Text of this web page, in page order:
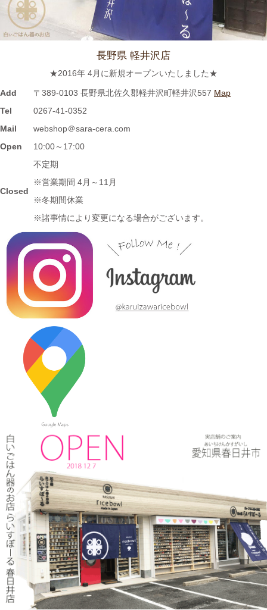
ぼーる 小牧店が出演しました。
≪テレビで紹介されました≫ 2021年5月18日 CBCテレビ チャン
ト！『食卓を彩る豆皿活用術』コーナーに 白いごはん器のお店
らいすぼーる 小牧店が紹介されました。
2024/3/12
≪マガジンで掲載されました≫ 名鉄グループエリア 魅力発見マ
ガジンWind 2021年3月号「田縣神社前駅」に 白いごはん器のお
店 らいすぼーる 小牧店が掲載されました。
『お米特集』コーナーで MAG!C☆PRINCEの平野泰新さんが白
いごはん器のお店 らいすぼーる 春日井店にいらっしゃいまし
2024/3/12
スカ！ハピスタ『美味しく見える!?器の選び方』コーナーで 白い
ごはん器のお店 らいすぼーる 春日井店が紹介されました。
2024/3/12
≪マガジンで掲載されました≫ 流行発信MOOK おでかけ春日井
守山小牧2019-2020 2019年4月号に 白いごはん器のお店 らいす
ぼーる 春日井店が掲載されました。
2024/3/12
≪テレビで紹介されました≫ 2019年5月18日 、東海テレビ ぐっ
さん家！『ぐっさん！オレンジと行く春日井Jeep旅！』で 山口
智充さんが白いごはん器のお店 らいすぼーる 春日井店にいらっ
しゃいました。
2024/2/22
≪おすすめ≫今日は猫の日！猫好きにはたまらないおすすめご飯
茶碗いかがでしょうか？
長野県 軽井沢店
★2016年 4月に新規オープンいたしました★
Add 〒389-0103 長野県北佐久郡軽井沢町軽井沢557 Map
Tel
0267-41-0352
Mail
webshop＠sara-cera.com
Open
10:00～17:00
Closed
不定期
※営業期間 4月～11月
※冬期間休業
※諸事情により変更になる場合がございます。